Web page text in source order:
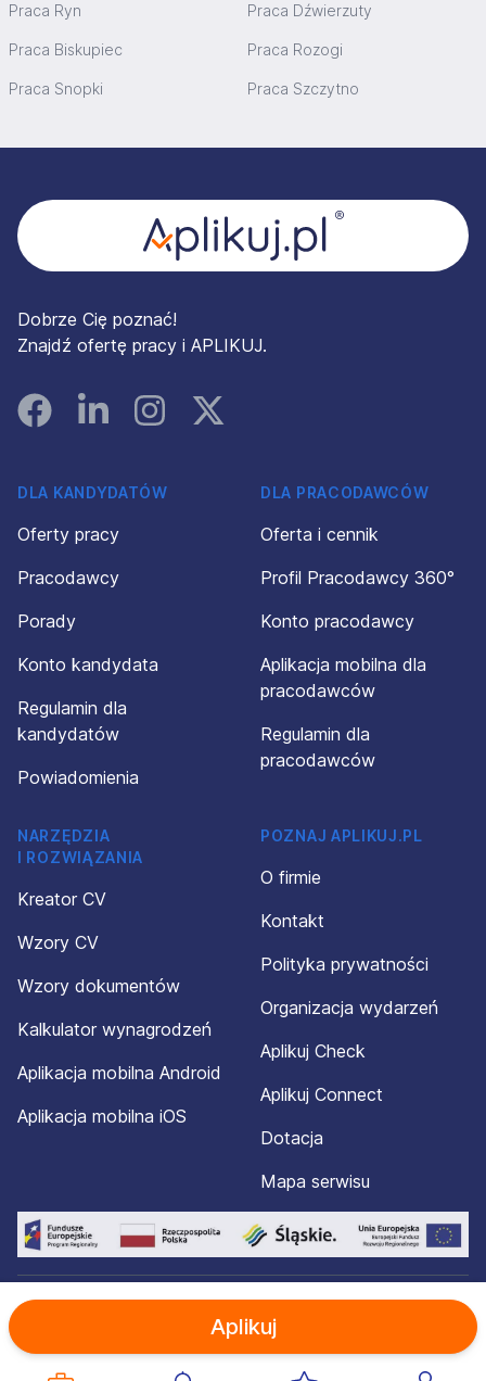
Aplikuj
Praca Ryn Praca Dźwierzuty
Praca Biskupiec Praca Rozogi
Praca Snopki Praca Szczytno
Dobrze Cię poznać!
Znajdź ofertę pracy i APLIKUJ.
FacebookLinked InInstagramInstagram
DLA KANDYDATÓW
Oferty pracy
Pracodawcy
Porady
Konto kandydata
Regulamin dla
kandydatów
Powiadomienia
DLA PRACODAWCÓW
Oferta i cennik
Profil Pracodawcy 360°
Konto pracodawcy
Aplikacja mobilna dla
pracodawców
Regulamin dla
pracodawców
NARZĘDZIA
I ROZWIĄZANIA
Kreator CV
Wzory CV
Wzory dokumentów
Kalkulator wynagrodzeń
Aplikacja mobilna Android
Aplikacja mobilna iOS
POZNAJ APLIKUJ.PL
O firmie
Kontakt
Polityka prywatności
Organizacja wydarzeń
Aplikuj Check
Aplikuj Connect
Dotacja
Mapa serwisu
© 2012-2026 Aplikuj.pl®. Wszelkie prawa zastrzeżone.